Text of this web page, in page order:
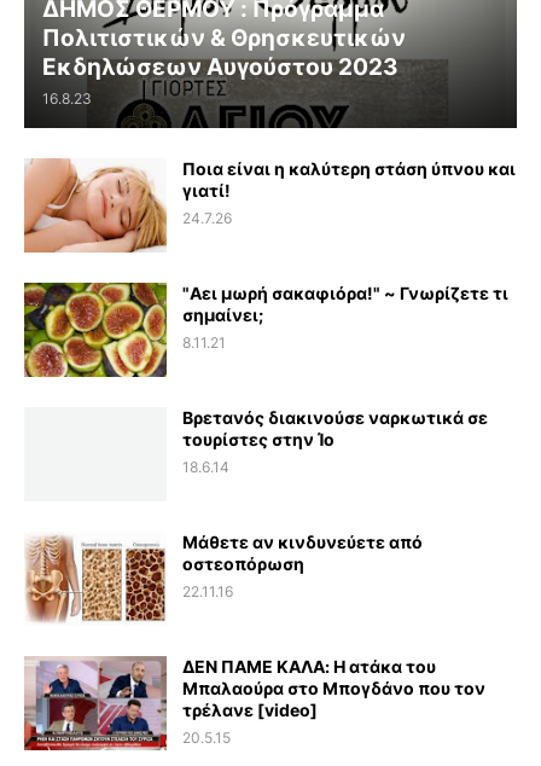
ΔΗΜΟΣ ΘΕΡΜΟΥ : Πρόγραμμα
Πολιτιστικών & Θρησκευτικών
Εκδηλώσεων Αυγούστου 2023
16.8.23
Ποια είναι η καλύτερη στάση ύπνου και
γιατί!
24.7.26
"Αει μωρή σακαφιόρα!" ~ Γνωρίζετε τι
σημαίνει;
8.11.21
Βρετανός διακινούσε ναρκωτικά σε
τουρίστες στην Ίο
18.6.14
Μάθετε αν κινδυνεύετε από
οστεοπόρωση
22.11.16
ΔΕΝ ΠΑΜΕ ΚΑΛΑ: Η ατάκα του
Μπαλαούρα στο Μπογδάνο που τον
τρέλανε [video]
20.5.15